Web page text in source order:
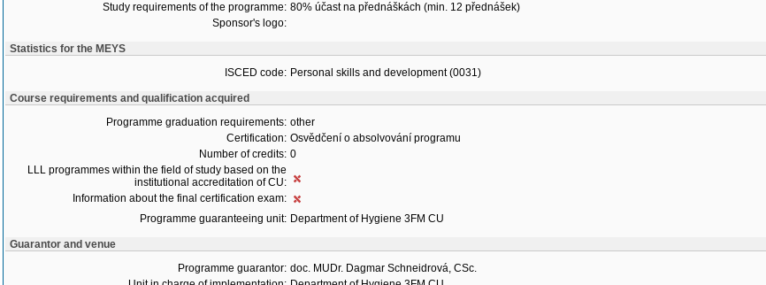
Study requirements of the programme: 80% účast na přednáškách (min. 12 přednášek)
Sponsor's logo:
Statistics for the MEYS
ISCED code: Personal skills and development (0031)
Course requirements and qualification acquired
Programme graduation requirements: other
Certification: Osvědčení o absolvování programu
Number of credits: 0
LLL programmes within the field of study based on the
institutional accreditation of CU:
Information about the final certification exam:
Programme guaranteeing unit: Department of Hygiene 3FM CU
Guarantor and venue
Programme guarantor: doc. MUDr. Dagmar Schneidrová, CSc.